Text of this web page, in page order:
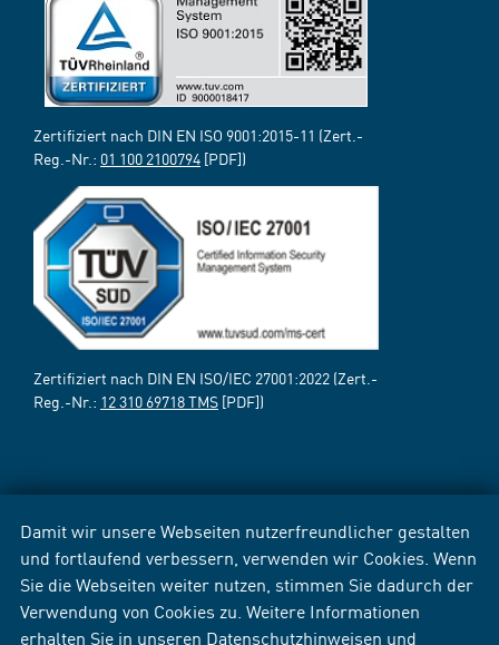
Damit wir unsere Webseiten nutzerfreundlicher gestalten
und fortlaufend verbessern, verwenden wir Cookies. Wenn
Sie die Webseiten weiter nutzen, stimmen Sie dadurch der
Verwendung von Cookies zu. Weitere Informationen
erhalten Sie in unseren Datenschutzhinweisen und
Zertifiziert nach DIN EN ISO 9001:2015-11 (Zert.-
Reg.-Nr.: 01 100 2100794 [PDF])
Zertifiziert nach DIN EN ISO/IEC 27001:2022 (Zert.-
Reg.-Nr.: 12 310 69718 TMS [PDF])